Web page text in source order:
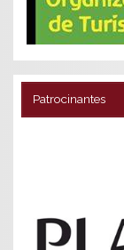
Patrocinantes